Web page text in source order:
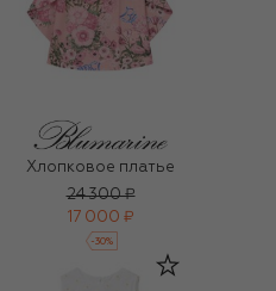
Хлопковое платье
24 300 ₽
17 000 ₽
-30%